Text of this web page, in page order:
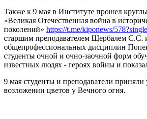
Также к 9 мая в Институте прошел
«Великая Отечественная война в
поколений» https://t.me/kiponews/578?single
старшим преподавателем Щербалем С.С.
общепрофессиональных дисциплин
студенты очной и очно-заочной форм
известных людях - героях войны и
9 мая студенты и преподаватели приняли
возложении цветов у Вечного огня.